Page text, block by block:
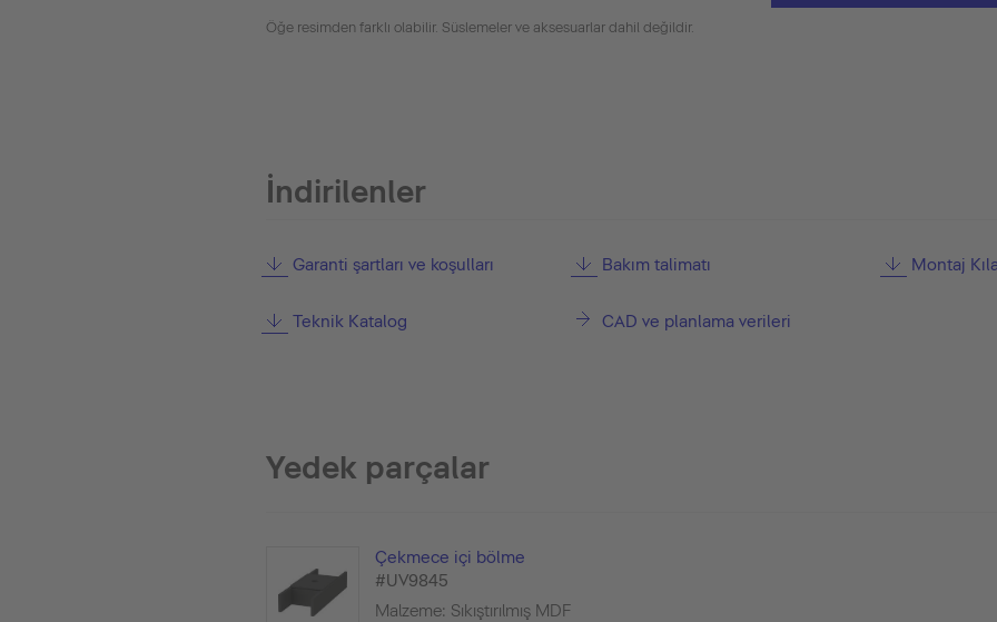
Öğe resimden farklı olabilir. Süslemeler ve aksesuarlar dahil değildir.
İndirilenler
Garanti şartları ve koşulları Bakım talimatı Montaj
Teknik Katalog CAD ve planlama verileri
Yedek parçalar
Çekmece içi bölme
#UV9845
Malzeme: Sıkıştırılmış MDF